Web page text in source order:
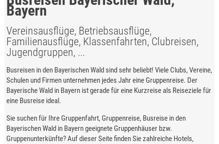
Bayern
Vereinsausflüge, Betriebsausflüge,
Familienausflüge, Klassenfahrten, Clubreisen,
Jugendgruppen, ...
Busreisen in den Bayerischen Wald sind sehr beliebt! Viele Clubs, Vereine,
Schulen und Firmen unternehmen jedes Jahr eine Gruppenreise. Der
Bayerische Wald in Bayern ist gerade für eine Kurzreise als Reiseziele für
eine Busreise ideal.
Sie suchen für Ihre Gruppenfahrt, Gruppenreise, Busreise in den
Bayerischen Wald in Bayern geeignete Gruppenhäuser bzw.
Gruppenunterkünfte? Auf dieser Seite finden Sie zahlreiche Hotels,